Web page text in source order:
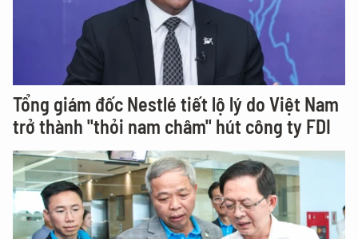
Tổng giám đốc Nestlé tiết lộ lý do Việt Nam
trở thành "thỏi nam châm" hút công ty FDI